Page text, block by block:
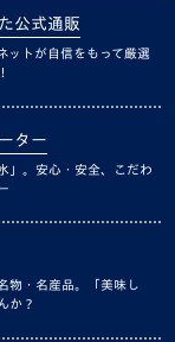
公式通販
ットが自信をもって厳選
ター
」。安心・安全、こだわ
物・名産品。「美味し
か？